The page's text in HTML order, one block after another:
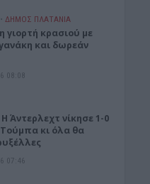
• ΔΉΜΟΣ ΠΛΑΤΑΝΙΆ
γιορτή κρασιού με
και δωρεάν
08:08
Άντερλεχτ νίκησε 1-0
κι όλα θα
07:46